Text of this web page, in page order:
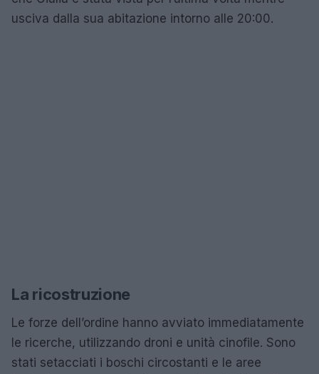
usciva dalla sua abitazione intorno alle 20:00.
La ricostruzione
Le forze dell’ordine hanno avviato immediatamente
le ricerche, utilizzando droni e unità cinofile. Sono
stati setacciati i boschi circostanti e le aree